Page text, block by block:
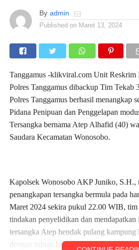
By admin
Published on Maret 13, 2024
Tanggamus -klikviral.com Unit Reskrim
Polres Tanggamus dibackup Tim Tekab
Polres Tanggamus berhasil menangkap
Pidana Penipuan dan Penggelapan
Tersangka bernama Atep Alhafid (40)
Saudara Kecamatan Wonosobo.
Kapolsek Wonosobo AKP Juniko, S.H.,
penangkapan tersangka bermula pada
Maret 2024 sekira pukul 22.00 WIB, tim
tindakan penyelidikan dan mendapatkan
tersangka Atep hendak pulang kampung
dengan tujuan berziarah ke Makam